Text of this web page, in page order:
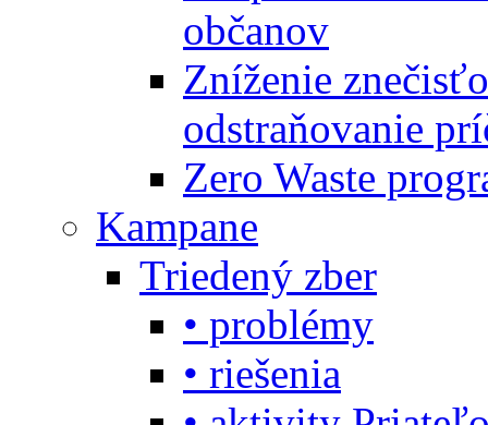
občanov
Zníženie
odstraňovanie
Zero Waste
Kampane
Triedený zber
• problémy
• riešenia